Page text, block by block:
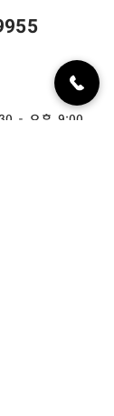
오후 9:00